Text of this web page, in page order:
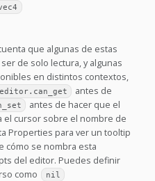
que algunas de estas
de solo lectura, y algunas
en distintos contextos,
editor.can_get
antes de
antes de hacer que el
el cursor sobre el nombre de
Properties para ver un tooltip
cómo se nombra esta
del editor. Puedes definir
como
nil